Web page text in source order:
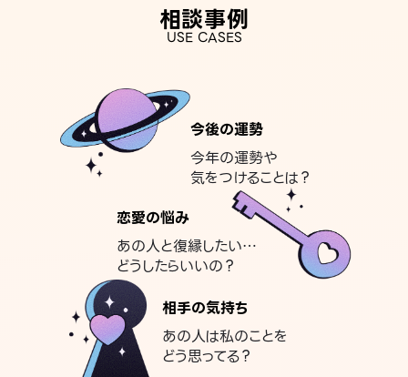
相談事例
USE CASES
今後の運勢
今年の運勢や
気をつけることは？
恋愛の悩み
あの人と復縁したい…
どうしたらいいの？
相手の気持ち
あの人は私のことを
どう思ってる？